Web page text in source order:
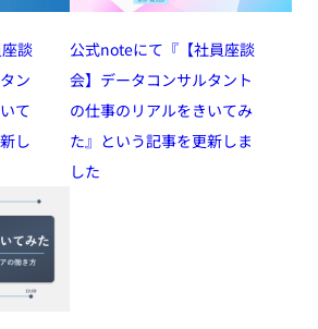
談
ン
て
し
公式noteにて『【社員座談
会】データコンサルタント
の仕事のリアルをきいてみ
た』という記事を更新しま
した